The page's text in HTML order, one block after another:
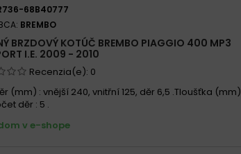
68B40777
BREMBO
BRZDOVÝ KOTÚČ BREMBO PIAGGIO 400 MP3
I.E. 2009 - 2010
Recenzia(e): 0
(mm) : vnější 240, vnitřní 125, děr 6,5 .Tloušťka (mm)
děr : 5 .
v e-shope